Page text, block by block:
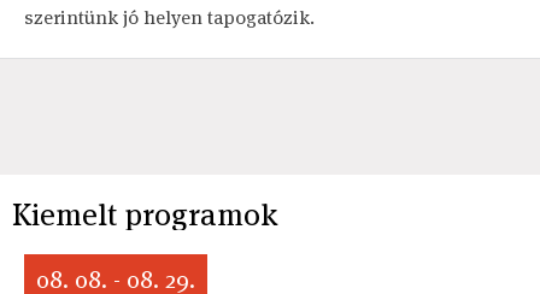
szerintünk jó helyen tapogatózik.
Kiemelt programok
08. 08. - 08. 29.